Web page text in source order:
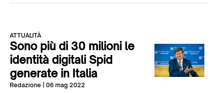
ATTUALITÀ
Sono più di 30 milioni le
identità digitali Spid
generate in Italia
Redazione | 06 mag 2022